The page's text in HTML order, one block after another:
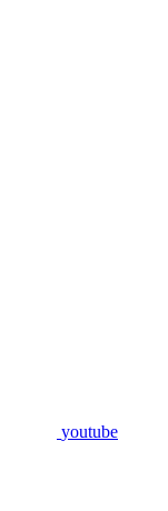
youtube